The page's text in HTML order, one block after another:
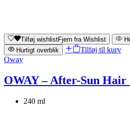
Tilføj wishlistFjern fra Wishlist
Hurtigt overblik
Tilføj til kurv
Oway
OWAY – After-Sun
240 ml